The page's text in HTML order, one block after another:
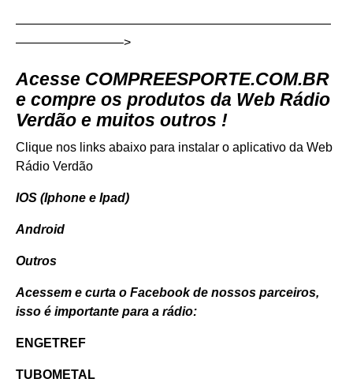
—————————————————————————
————————–>
Acesse COMPREESPORTE.COM.BR
e compre os produtos da Web Rádio
Verdão e muitos outros !
Clique nos links abaixo para instalar o aplicativo da Web
Rádio Verdão
IOS (Iphone e Ipad)
Android
Outros
Acessem e curta o Facebook de nossos parceiros,
isso é importante para a rádio:
ENGETREF
TUBOMETAL